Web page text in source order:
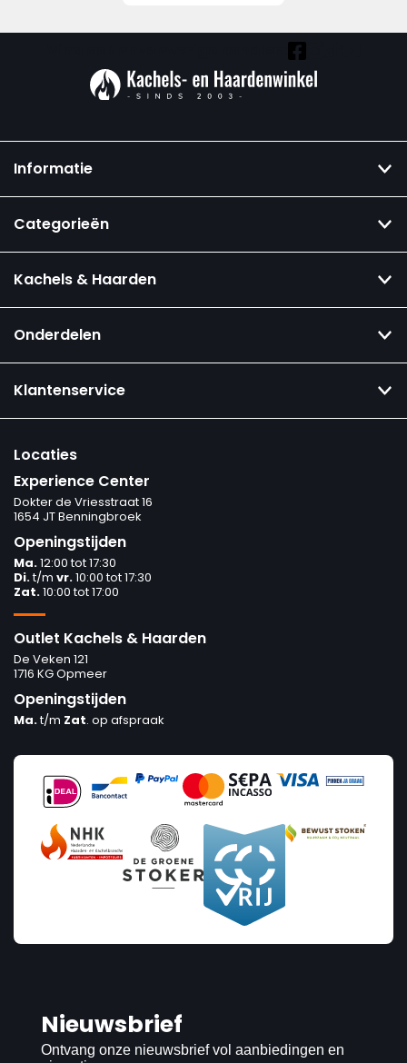
Informatie
Categorieën
Kachels & Haarden
Onderdelen
Klantenservice
Locaties
Experience Center
Dokter de Vriesstraat 16
1654 JT Benningbroek
Openingstijden
Ma.12:00 tot 17:30
Di.t/m vr.10:00 tot 17:30
Zat.10:00 tot 17:00
Outlet Kachels & Haarden
De Veken 121
1716 KG Opmeer
Openingstijden
Ma.t/m Zat. op afspraak
Nieuwsbrief
Ontvang onze nieuwsbrief vol aanbiedingen en